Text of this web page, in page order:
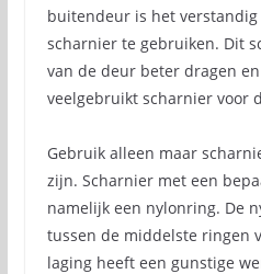
buitendeur is het
scharnier te gebruiken. Dit
van de deur beter dragen
veelgebruikt scharnier voor
Gebruik alleen maar
zijn. Scharnier met een
namelijk een nylonring. De
tussen de middelste ringen
laging heeft een gunstige